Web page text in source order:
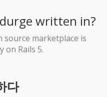
written in?
source marketplace is
on Rails 5.
다